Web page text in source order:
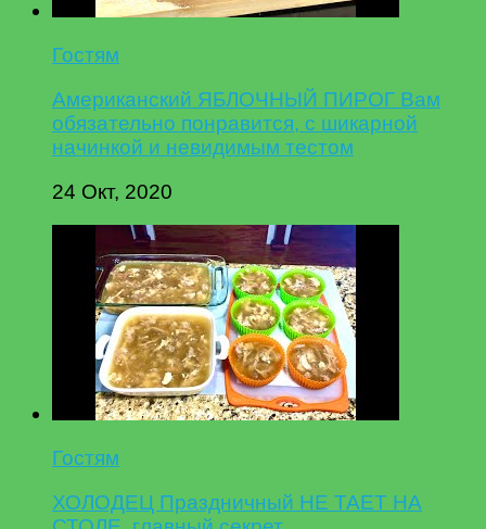
Гостям
Американский ЯБЛОЧНЫЙ ПИРОГ Вам
обязательно понравится, с шикарной
начинкой и невидимым тестом
24 Окт, 2020
Гостям
ХОЛОДЕЦ Праздничный НЕ ТАЕТ НА